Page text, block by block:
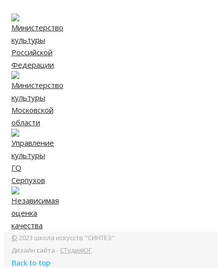
© 2023 школа искусств "СИНТЕЗ"
Дизайн сайта - СТудияЮГ
Back to top